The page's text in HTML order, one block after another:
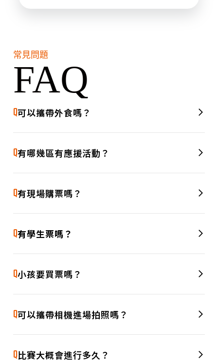
常見問題
FAQ
Q可以攜帶外食嗎？
位，讓大家看球之餘，也能大快朵頤。
Q有哪幾區有應援活動？
Q有現場購票嗎？
時起意也能隨時加入我們，一起進場為球員加油！
Q有學生票嗎？
Q小孩要買票嗎？
A 的兒童可由一位購票者免費攜帶進場（一位購票者限帶一名兒
童）。提醒您，未購票之兒童恕不提供座位，建議斟酌需求安
Q可以攜帶相機進場拍照嗎？
A響其他觀眾觀賽，並避免使用閃光燈或腳架等大型設備，以維
持良好觀賞品質。
Q比賽大概會進行多久？